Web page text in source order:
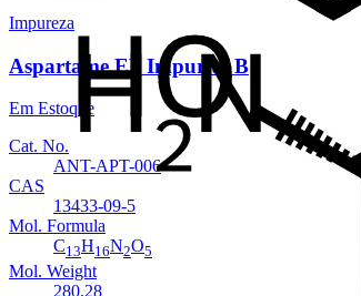
Impureza
Aspartame EP Impurity B
Em Estoque
Cat. No.
ANT-APT-006
CAS
13433-09-5
Mol. Formula
C13H16N2O5
Mol. Weight
280.28